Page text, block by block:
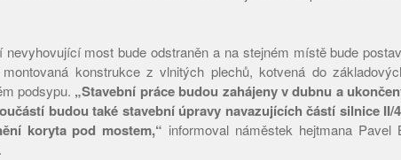
nevyhovující most bude odstraněn a na stejném místě bude
konstrukce z vlnitých plechů, kotvená do
podsypu. „Stavební práce budou zahájeny v dubnu a
budou také stavební úpravy navazujících částí silnice II/
koryta pod mostem,“ informoval náměstek hejtmana